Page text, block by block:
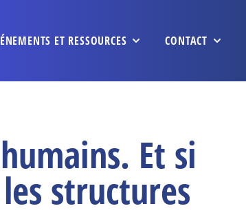
ET RESSOURCES CONTACT
Et si
structures